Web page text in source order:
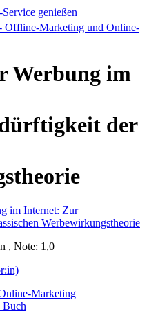
genießen
Offline-Marketing und Online-
Werbung im
der
, Note: 1,0
Marketing